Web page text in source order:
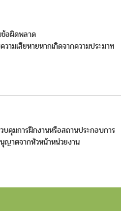
อผิดพลาด
มเสียหายหากเกิดจากความประมาท
คุมการฝึกงานหรือสถานประกอบการ
ญาตจากหัวหน้าหน่วยงาน